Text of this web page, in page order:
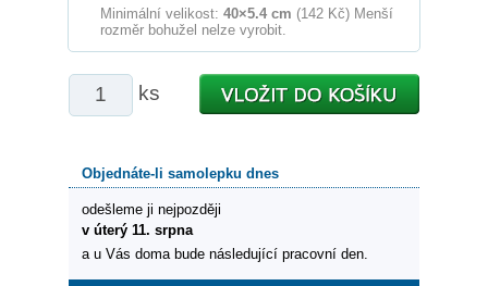
Minimální velikost: 40×5.4 cm (142 Kč) Menší
rozměr bohužel nelze vyrobit.
ks
Objednáte-li samolepku dnes
odešleme ji nejpozději
v úterý 11. srpna
a u Vás doma bude následující pracovní den.